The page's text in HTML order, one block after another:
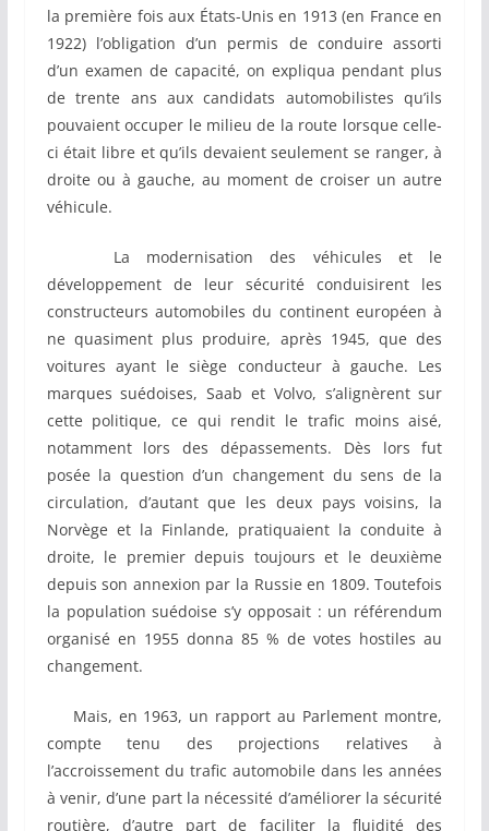
la première fois aux États-Unis en 1913 (en France en
1922) l’obligation d’un permis de conduire assorti
d’un examen de capacité, on expliqua pendant plus
de trente ans aux candidats automobilistes qu’ils
pouvaient occuper le milieu de la route lorsque celle-
ci était libre et qu’ils devaient seulement se ranger, à
droite ou à gauche, au moment de croiser un autre
véhicule.
La modernisation des véhicules et le
développement de leur sécurité conduisirent les
constructeurs automobiles du continent européen à
ne quasiment plus produire, après 1945, que des
voitures ayant le siège conducteur à gauche. Les
marques suédoises, Saab et Volvo, s’alignèrent sur
cette politique, ce qui rendit le trafic moins aisé,
notamment lors des dépassements. Dès lors fut
posée la question d’un changement du sens de la
circulation, d’autant que les deux pays voisins, la
Norvège et la Finlande, pratiquaient la conduite à
droite, le premier depuis toujours et le deuxième
depuis son annexion par la Russie en 1809. Toutefois
la population suédoise s’y opposait : un référendum
organisé en 1955 donna 85 % de votes hostiles au
changement.
Mais, en 1963, un rapport au Parlement montre,
compte tenu des projections relatives à
l’accroissement du trafic automobile dans les années
à venir, d’une part la nécessité d’améliorer la sécurité
routière, d’autre part de faciliter la fluidité des